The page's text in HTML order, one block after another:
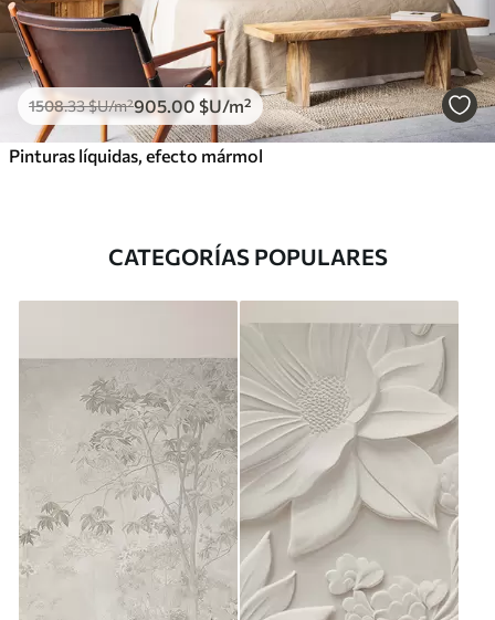
1508.33$U/m²905.00 $U/m²
Pinturas líquidas, efecto mármol
CATEGORÍAS POPULARES